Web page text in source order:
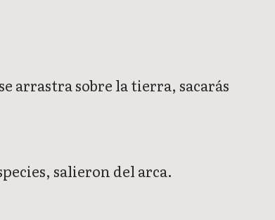
arrastra sobre la tierra, sacarás
salieron del arca.